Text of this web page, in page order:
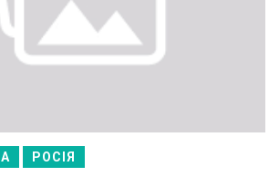
РОСІЯ